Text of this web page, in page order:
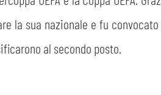
la sua nazionale e fu
al secondo posto.